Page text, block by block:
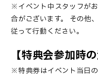
※イベント中スタッフが
合がございます。
その他
従って行動ください。
【特典会参加時
※特典券はイベント当日の